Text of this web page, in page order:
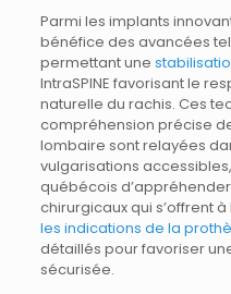
Parmi les implants
bénéfice des avancées
permettant une
IntraSPINE favorisant le
naturelle du rachis. Ces
compréhension précise
lombaire sont relayées
vulgarisations
québécois
chirurgicaux qui s’offrent à
les indications de la
détaillés pour favoriser
sécurisée.